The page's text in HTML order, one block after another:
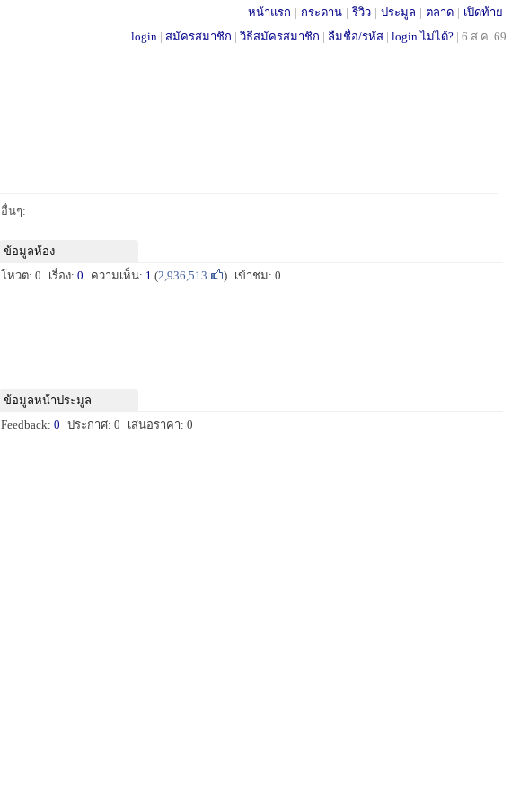
หน้าแรก | กระดาน | รีวิว | ประมูล | ตลาด | เปิดท้าย
login | สมัครสมาชิก | วิธีสมัครสมาชิก | ลืมชื่อ/รหัส | login ไม่ได้? | 6 ส.ค. 69
อื่นๆ:
ข้อมูลห้อง
โหวต: 0
เรื่อง: 0 ความเห็น: 1 (2,936,513 ) เข้าชม: 0
ข้อมูลหน้าประมูล
Feedback: 0 ประกาศ: 0 เสนอราคา: 0